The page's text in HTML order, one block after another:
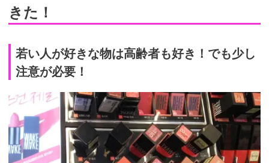
きた！
若い人が好きな物は高齢者も好き！でも少し
注意が必要！